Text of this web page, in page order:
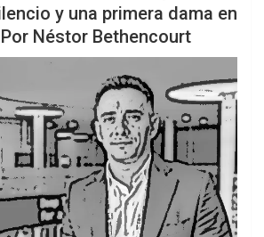
e
y una primera dama en
Néstor Bethencourt